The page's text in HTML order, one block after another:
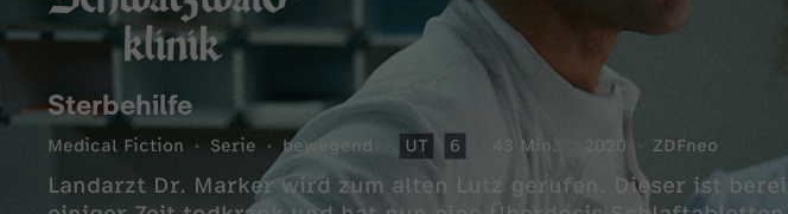
Sterbehilfe
Medical Fiction Serie bewegend UT 6 43 Min. 2020 ZDFneo
Landarzt Dr. Marker wird zum alten Lutz gerufen. Dieser ist